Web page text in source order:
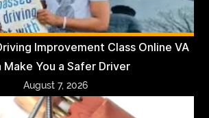
Improvement Class Online VA
Make You a Safer Driver
August 7, 2026